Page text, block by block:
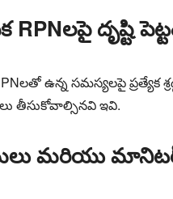
RPNలపై దృష్టి
ఉన్న సమస్యలపై ప్రత్యేక
తీసుకోవాల్సినవి ఇవి.
మరియు